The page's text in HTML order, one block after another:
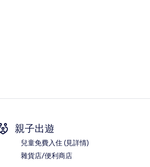
親子出遊
兒童免費入住 (見詳情)
雜貨店/便利商店